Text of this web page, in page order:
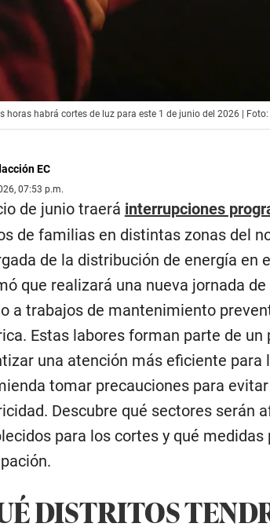
horas habrá cortes de luz para este 1 de junio del 2026 | Foto:
EC
07:53 p.m.
de junio traerá interrupciones
de familias en distintas zonas del
de la distribución de energía en
que realizará una nueva jornada
a trabajos de mantenimiento
Estas labores forman parte de
una atención más eficiente para
tomar precauciones para
Descubre qué sectores serán
para los cortes y qué
DISTRITOS